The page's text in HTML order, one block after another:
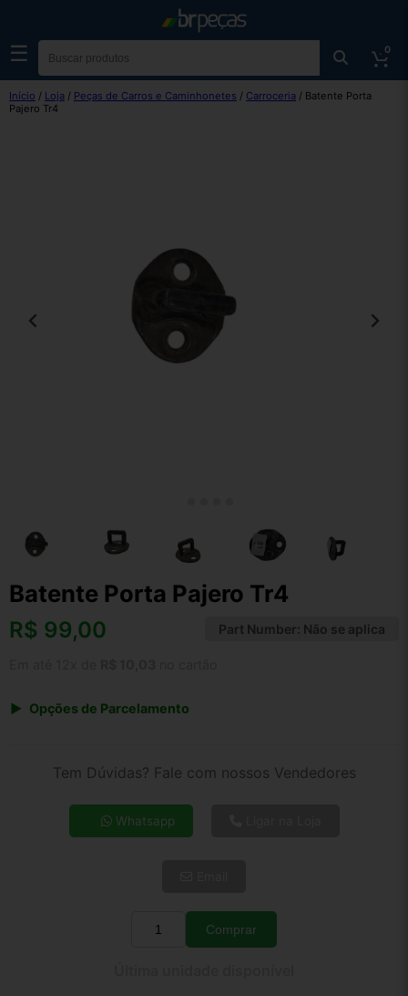
☰ 0
Início / Loja / Peças de Carros e Caminhonetes / Carroceria / Batente Porta
Pajero Tr4
Batente Porta Pajero Tr4
R$ 99,00 Part Number: Não se aplica
Opções de Parcelamento
4x de R$ 27,44
5x de R$ 22,24
Tem Dúvidas? Fale com nossos Vendedores
Whatsapp
Quantidade
Comprar